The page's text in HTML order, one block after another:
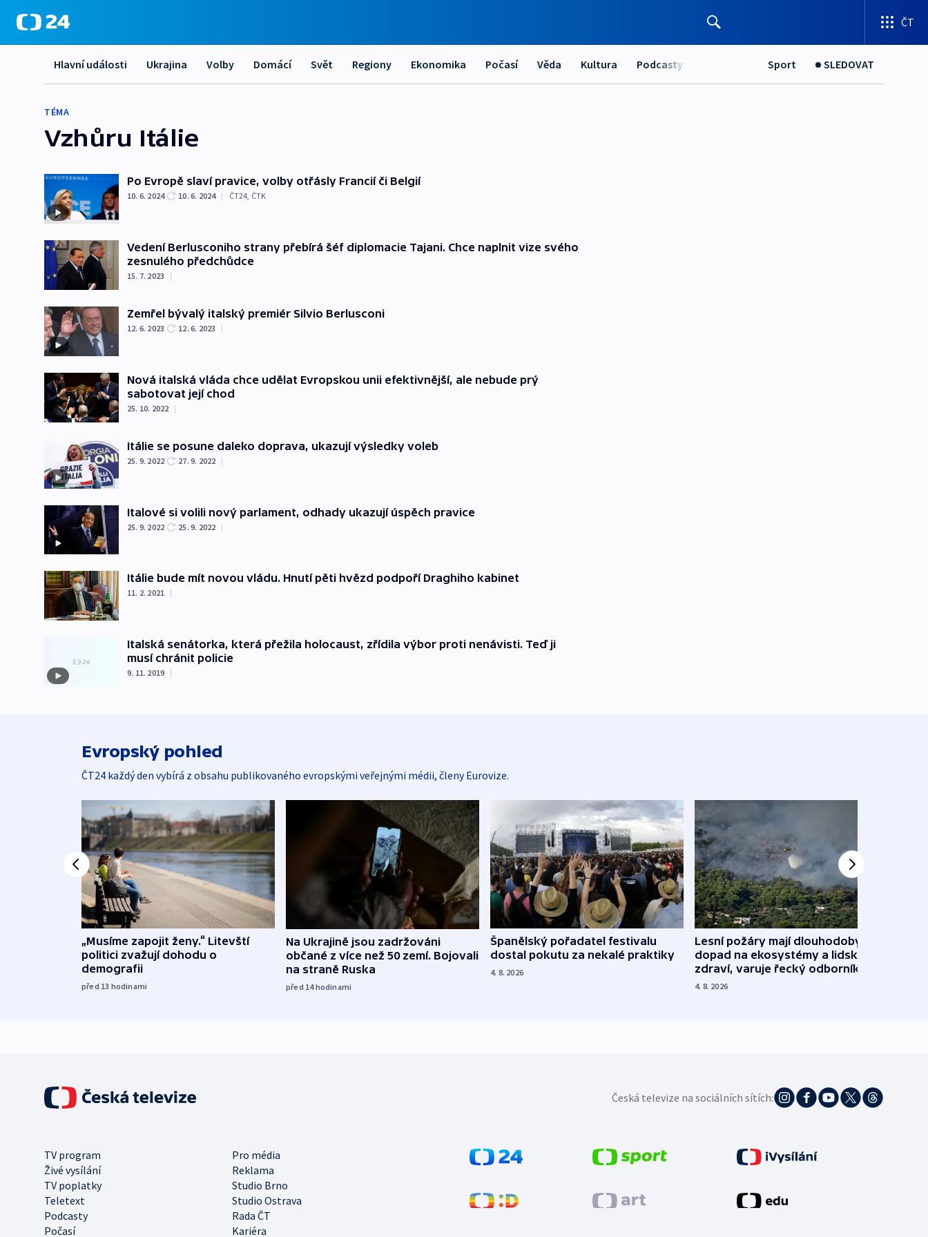
ČT
Hlavní události Ukrajina Volby Domácí Svět Regiony Ekonomika Počasí Věda Kultura Podcasty Sport SLEDOVAT
TÉMA
Vzhůru Itálie
Po Evropě slaví pravice, volby otřásly Francií či Belgií
10. 6. 2024 10. 6. 2024 | ČT24, ČTK
Vedení Berlusconiho strany přebírá šéf diplomacie Tajani. Chce naplnit vize svého
zesnulého předchůdce
15. 7. 2023 |
Zemřel bývalý italský premiér Silvio Berlusconi
12. 6. 2023 12. 6. 2023 |
Nová italská vláda chce udělat Evropskou unii efektivnější, ale nebude prý
sabotovat její chod
25. 10. 2022 |
Itálie se posune daleko doprava, ukazují výsledky voleb
25. 9. 2022 27. 9. 2022 |
Italové si volili nový parlament, odhady ukazují úspěch pravice
25. 9. 2022 25. 9. 2022 |
Itálie bude mít novou vládu. Hnutí pěti hvězd podpoří Draghiho kabinet
11. 2. 2021 |
Italská senátorka, která přežila holocaust, zřídila výbor proti nenávisti. Teď ji
musí chránit policie
9. 11. 2019 |
Evropský pohled
ČT24 každý den vybírá z obsahu publikovaného evropskými veřejnými médii, členy Eurovize.
„Musíme zapojit ženy.“ Litevští
politici zvažují dohodu o
demografii
před 13 hodinami
Na Ukrajině jsou zadržováni
občané z více než 50 zemí. Bojovali
na straně Ruska
před 14hodinami
Španělský pořadatel festivalu
dostal pokutu za nekalé praktiky
4. 8. 2026
Lesní požáry mají dlouhodobý
dopad na ekosystémy a lidské
zdraví, varuje řecký odborník
4. 8. 2026
Česká televize na sociálních sítích:
TV program
Pro média
Živé vysílání
Reklama
TV poplatky
Studio Brno
Teletext
Studio Ostrava
Podcasty
Rada ČT
Počasí
Kariéra